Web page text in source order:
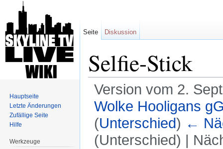
Selfie-Stick
Version vom 2.
Wolke Hooligans
(Unterschied) ←
(Unterschied) |
Seite Diskussion
Hauptseite
Letzte Änderungen
Zufällige Seite
Hilfe
Werkzeuge